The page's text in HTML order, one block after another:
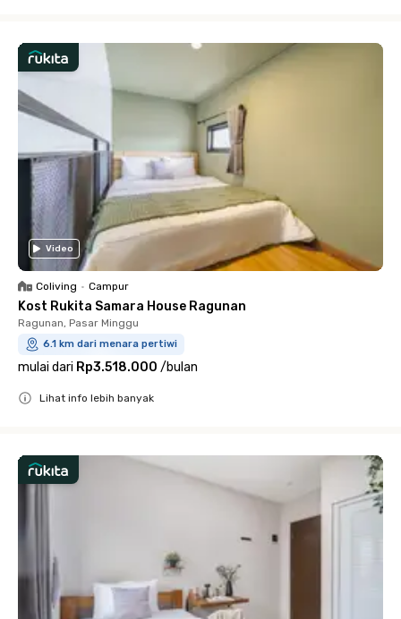
Video
Coliving • Campur
Kost Rukita Samara House Ragunan
Ragunan, Pasar Minggu
6.1 km dari menara pertiwi
mulai dari Rp3.518.000 /bulan
Lihat info lebih banyak